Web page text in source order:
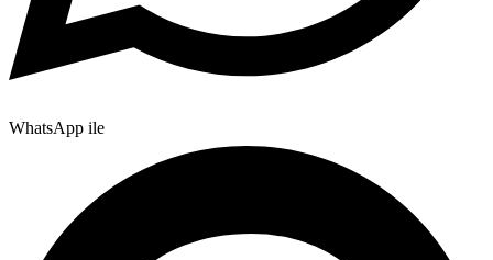
WhatsApp ile